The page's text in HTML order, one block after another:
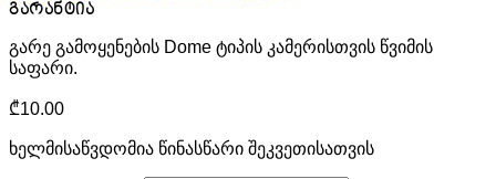
გარე გამოყენების Dome ტიპის კამერისთვის წვიმის
საფარი.
₾10.00
ხელმისაწვდომია წინასწარი შეკვეთისათვის